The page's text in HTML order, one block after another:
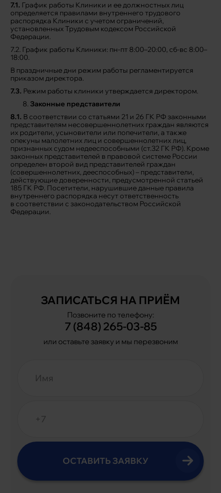
7.1. График работы Клиники и ее должностных лиц
определяется правилами внутреннего трудового
распорядка Клиники с учетом ограничений,
установленных Трудовым кодексом Российской
Федерации.
7.2. График работы Клиники: пн-пт 8:00–20:00, сб-вс 8:00–
18:00.
В праздничные дни режим работы регламентируется
приказом директора.
7.3. Режим работы клиники утверждается директором.
Законные представители
8.1. В соответствии со статьями 21 и 26 ГК РФ законными
представителям несовершеннолетних граждан являются
их родители, усыновители или попечители, а также
опекуны малолетних лиц и совершеннолетних лиц,
признанных судом недееспособными (ст.32 ГК РФ). Кроме
законных представителей в правовой системе России
определен второй вид представителей граждан
(совершеннолетних, дееспособных) – представители,
действующие доверенности, предусмотренной статьей
185 ГК РФ. Посетители, нарушившие данные правила
внутреннего распорядка несут ответственность
в соответствии с законодательством Российской
Федерации.
ЗАПИСАТЬСЯ НА ПРИЁМ
Позвоните по телефону:
7 (848) 265-03-85
или оставьте заявку и мы перезвоним